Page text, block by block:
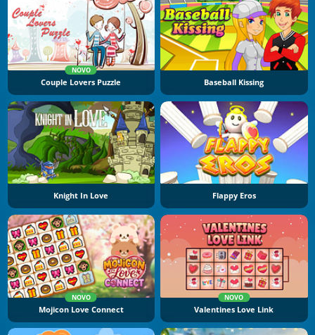
NOVO
Couple Lovers Puzzle Baseball Kissing
Knight In Love Flappy Eros
NOVO
Mojicon Love Connect
NOVO
Valentines Love Link